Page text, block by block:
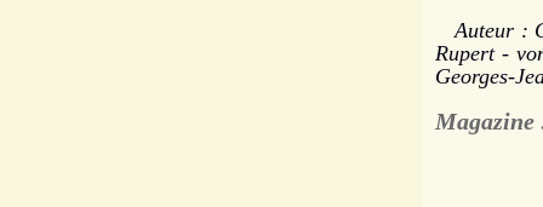
Auteur :
Rupert -
Georges-